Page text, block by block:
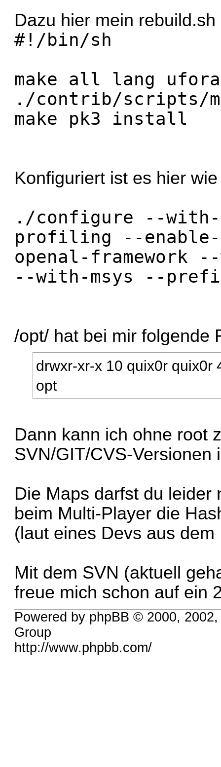
Dazu hier mein rebuild.sh
#!/bin/sh
make all lang
./contrib/scripts/
make pk3 install
Konfiguriert ist es hier
./configure --with-
profiling --
openal-framework
--with-msys --
/opt/ hat bei mir folgende
drwxr-xr-x 10 quix0r quix0r
opt
Dann kann ich ohne root
SVN/GIT/CVS-
Die Maps darfst du leider
beim Multi-Player die
(laut eines Devs aus dem
Mit dem SVN (aktuell
freue mich schon auf ein
Powered by phpBB © 2000,
Group
http://www.phpbb.com/